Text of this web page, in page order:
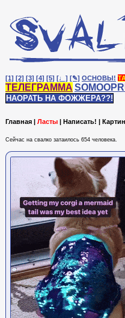
[1] [2] [3] [4] [5] [♩] [✎] ОСНОВЫ!
ТЕЛЕГРАММА
НАОРАТЬ НА ФОЖЖЕРА??!
Главная | Ласты | Написать! |
Сейчас на cвалко затаилось 654 человека.